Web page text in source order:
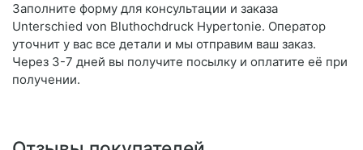
Заполните форму для консультации и заказа
Unterschied von Bluthochdruck Hypertonie. Оператор
уточнит у вас все детали и мы отправим ваш заказ.
Через 3-7 дней вы получите посылку и оплатите её при
получении.